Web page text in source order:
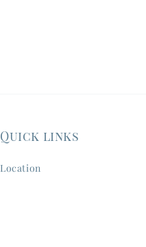
Quick links
Location